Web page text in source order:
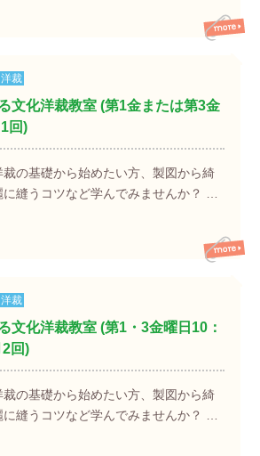
洋裁
文化洋裁教室 (第1金または第3金
回)
裁の基礎から始めたい方、製図から綺
に縫うコツなど学んでみませんか？ …
洋裁
文化洋裁教室 (第1・3金曜日10：
回)
裁の基礎から始めたい方、製図から綺
に縫うコツなど学んでみませんか？ …